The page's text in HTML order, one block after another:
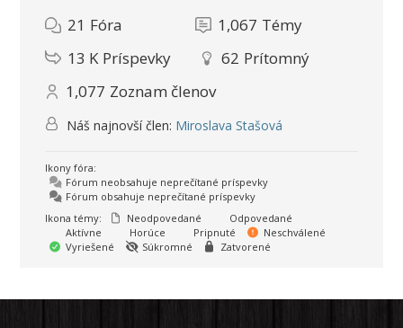
21 Fóra 1,067 Témy
13 K Príspevky 62 Prítomný
1,077 Zoznam členov
Náš najnovší člen: Miroslava Stašová
Ikony fóra:
Fórum neobsahuje neprečítané príspevky
Fórum obsahuje neprečítané príspevky
Ikona témy:
Neodpovedané
Odpovedané
Aktívne
Horúce Pripnuté
Neschválené
Vyriešené
Súkromné Zatvorené